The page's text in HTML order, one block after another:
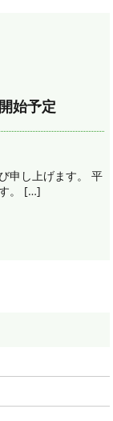
始予定
申し上げます。 平
。 […]